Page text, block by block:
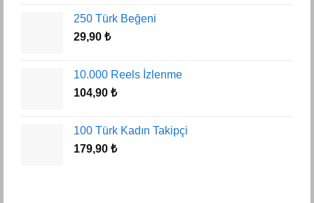
250 Türk Beğeni
29,90 ₺
10.000 Reels İzlenme
104,90 ₺
100 Türk Kadın Takipçi
179,90 ₺